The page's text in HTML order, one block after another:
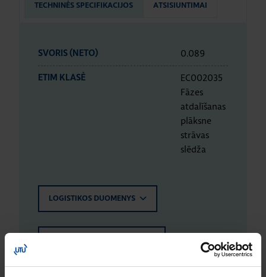
TECHNINĖS SPECIFIKACIJOS ATSISIUNTIMAI
SVORIS (NETO) 0.089
ETIM KLASĖ
EC002035
Fāzes
atdalīšanas
plāksne
strāvas
slēdža
LOGISTIKOS DUOMENYS